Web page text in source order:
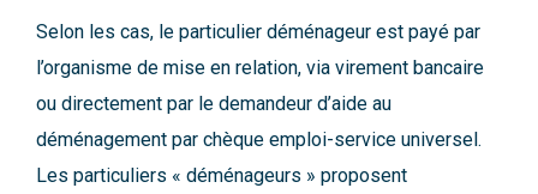
Selon les cas, le particulier déménageur est payé par
l’organisme de mise en relation, via virement bancaire
ou directement par le demandeur d’aide au
déménagement par chèque emploi-service universel.
Les particuliers « déménageurs » proposent